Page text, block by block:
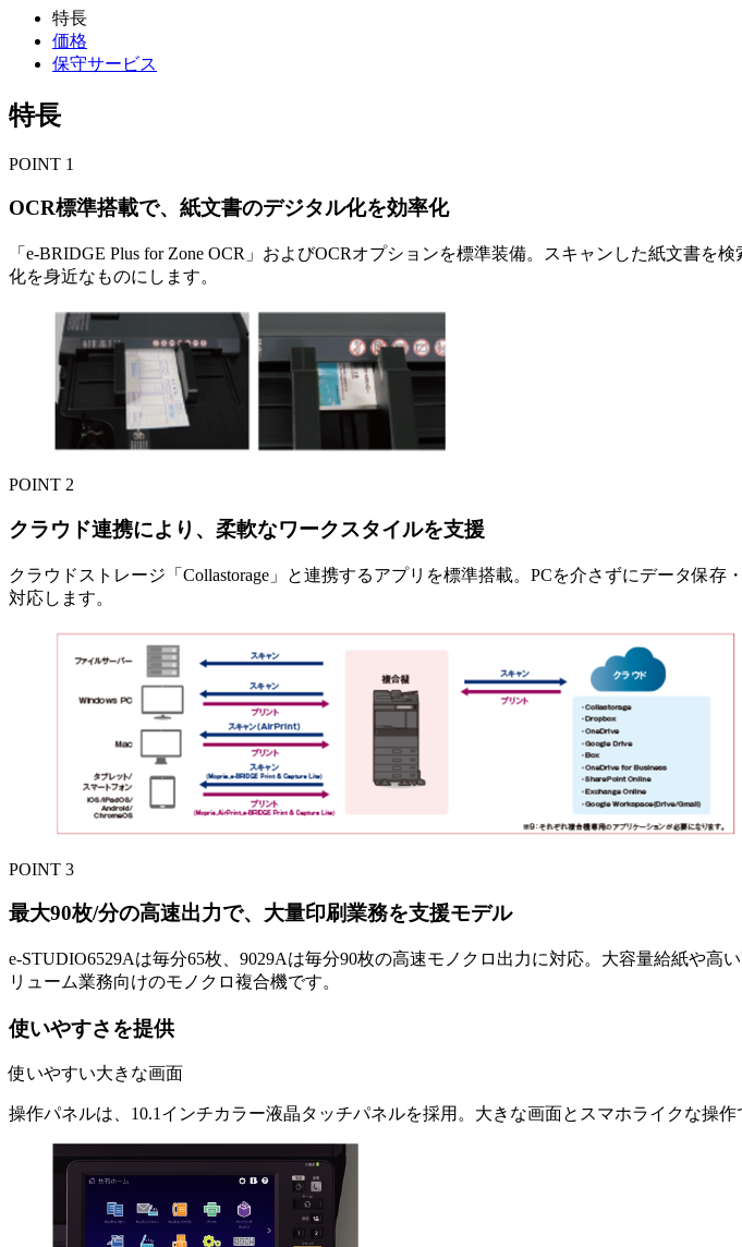
特長
価格
保守サービス
特長
POINT 1
OCR標準搭載で、紙文書のデジタル化を効率化
「e-BRIDGE Plus for Zone OCR」およびOCRオプションを標準装備。スキャンした紙文書
化を身近なものにします。
POINT 2
クラウド連携により、柔軟なワークスタイルを支援
クラウドストレージ「Collastorage」と連携するアプリを標準搭載。PCを介さずにデータ保
対応します。
POINT 3
最大90枚/分の高速出力で、大量印刷業務を支援モデル
e-STUDIO6529Aは毎分65枚、9029Aは毎分90枚の高速モノクロ出力に対応。大容量給紙や
リューム業務向けのモノクロ複合機です。
使いやすさを提供
使いやすい大きな画面
操作パネルは、10.1インチカラー液晶タッチパネルを採用。大きな画面とスマホライクな操作